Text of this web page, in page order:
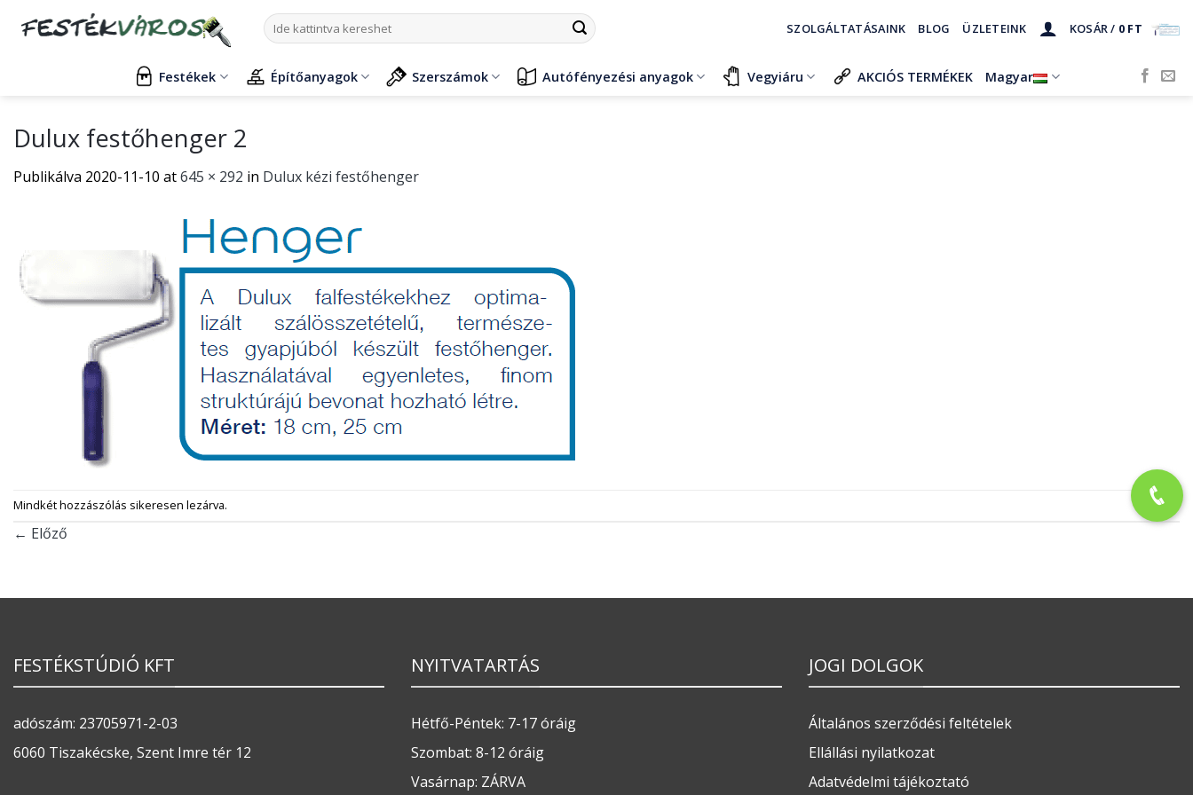
Keresés
a
SZOLGÁLTATÁSAINK BLOG ÜZLETEINK KOSÁR / 0 FT
Festékek Építőanyagok Szerszámok Autófényezési anyagok Vegyiáru AKCIÓS TERMÉKEK Magyar
Dulux festőhenger 2
Publikálva 2020-11-10 at645 × 292 in Dulux kézi festőhenger
Mindkét hozzászólás sikeresen lezárva.
← Előző
FESTÉKSTÚDIÓ KFT
adószám: 23705971-2-03
6060 Tiszakécske, Szent Imre tér 12
NYITVATARTÁS
Hétfő-Péntek: 7-17 óráig
Szombat: 8-12 óráig
Vasárnap: ZÁRVA
JOGI DOLGOK
Általános szerződési feltételek
Ellállási nyilatkozat
Adatvédelmi tájékoztató